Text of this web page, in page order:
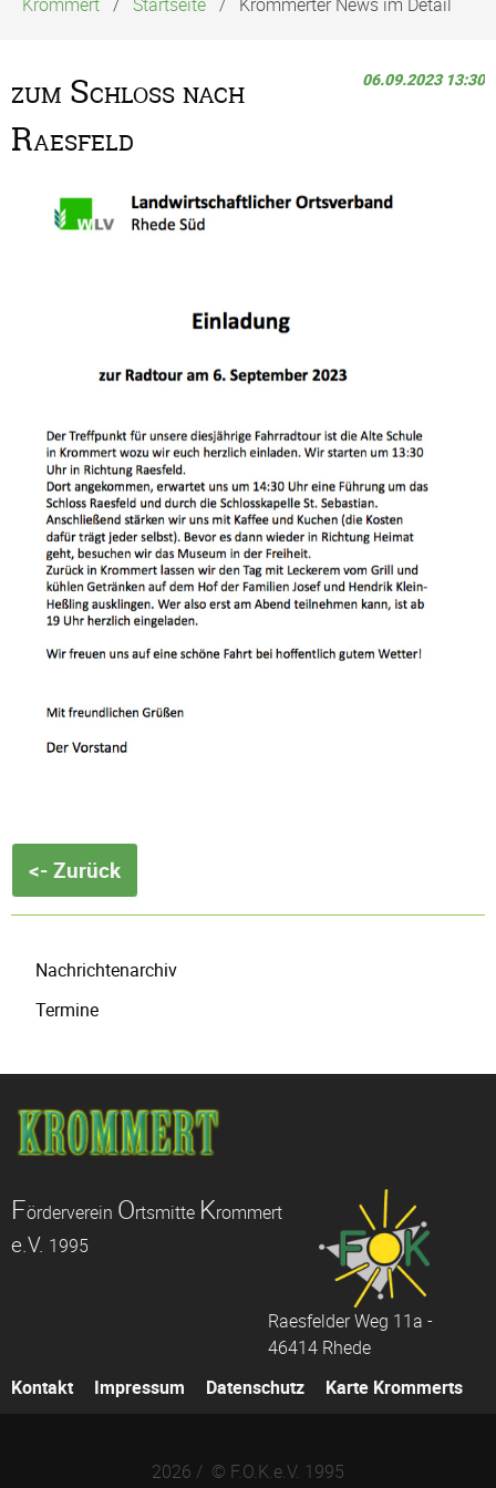
06.09.2023 13:30
zum Schloß nach
Raesfeld
<- Zurück
überspringen
Nachrichtenarchiv
Termine
Förderverein Ortsmitte Krommert
e.V. 1995
Raesfelder Weg 11a -
46414 Rhede
Navigation
Kontakt Impressum Datenschutz Karte Krommerts
2026 / © F.O.K.e.V. 1995